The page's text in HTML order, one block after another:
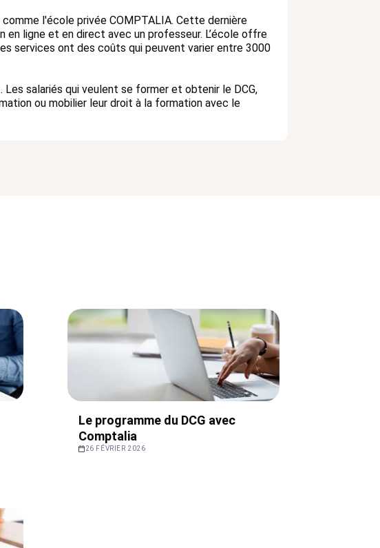
l'école privée COMPTALIA. Cette dernière
ligne et en direct avec un professeur. L’école offre
services ont des coûts qui peuvent varier entre 3000
salariés qui veulent se former et obtenir le DCG,
ou mobilier leur droit à la formation avec le
Le programme du DCG avec
Comptalia
26 FÉVRIER 2026